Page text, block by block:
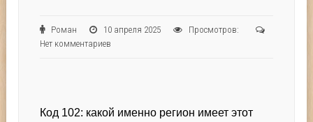
Роман 10 апреля 2025
Просмотров:
Нет комментариев
Код 102: какой именно регион имеет этот